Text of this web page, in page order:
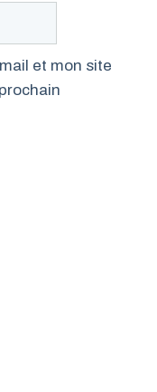
et mon site